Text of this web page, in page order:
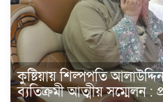
কুষ্টিয়ায় শিল্পপতি
ব্যতিক্রমী আত্মীয় সম্মেলন :